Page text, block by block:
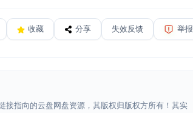
收藏 分享 失效反馈 举报
接指向的云盘网盘资源，其版权归版权方所有！其实